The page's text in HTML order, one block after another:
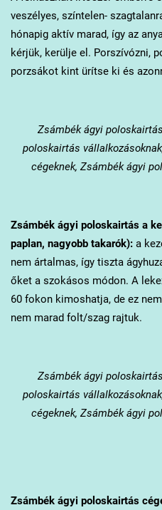
veszélyes, színtelen-
hónapig aktív marad, így az
kérjük, kerülje el. Porszívózni,
porzsákot kint ürítse ki és
Zsámbékágyi
poloskairtás
cégeknek, Zsámbék ágyi
Zsámbékágyi poloskairtás a
paplan, nagyobb takarók):a
nem ártalmas, így tiszta
őket a szokásos módon. A
60 fokon kimoshatja, de ez
nem marad folt/szag rajtuk.
Zsámbékágyi
poloskairtás
cégeknek, Zsámbék ágyi
Zsámbékágyi poloskairtás